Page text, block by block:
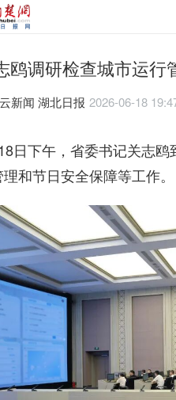
鸥调研检查城市运
新闻 湖北日报 2026-06-18
日下午，省委书记关志
和节日安全保障等工作。